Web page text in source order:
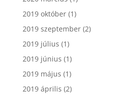
2019 október(1)
2019 szeptember(2)
2019 július (1)
2019 június (1)
2019 május (1)
2019 április (2)